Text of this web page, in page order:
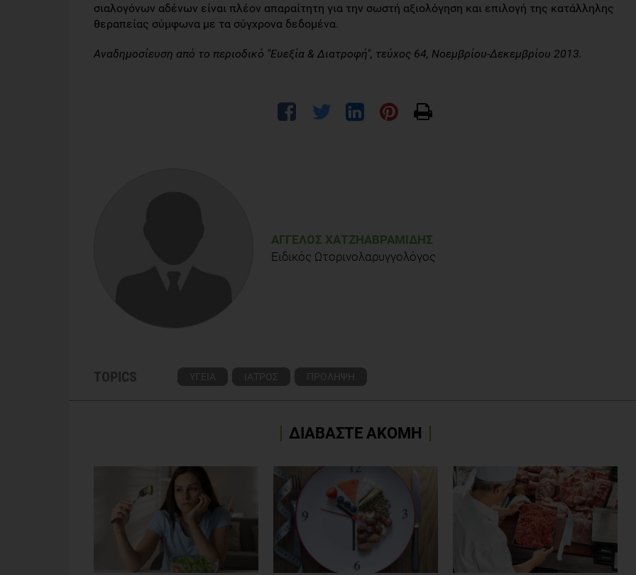
σιαλογόνων αδένων είναι πλέον απαραίτητη για την σωστή αξιολόγηση και επιλογή της κατάλληλης
θεραπείας σύμφωνα με τα σύγχρονα δεδομένα.
Αναδημοσίευση από το περιοδικό "Ευεξία & Διατροφή", τεύχος 64, Νοεμβρίου-Δεκεμβρίου 2013.
ΆΓΓΕΛΟΣ ΧΑΤΖΗΑΒΡΑΜΊΔΗΣ
Ειδικός Ωτορινολαρυγγολόγος
TOPICS ΥΓΕΙΑ ΙΑΤΡΟΣ ΠΡΟΛΗΨΗ
ΔΙΑΒΑΣΤΕ ΑΚΟΜΗ